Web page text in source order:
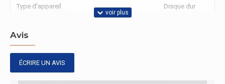
Type d'appareil Disque dur
Avis
ÉCRIRE UN AVIS